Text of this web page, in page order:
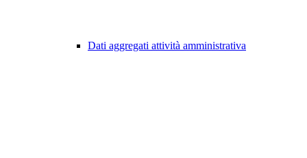
Dati aggregati attività amministrativa